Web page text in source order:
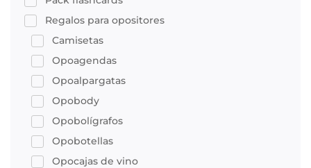
Regalos para opositores
Camisetas
Opoagendas
Opoalpargatas
Opobody
Opobolígrafos
Opobotellas
Opocajas de vino